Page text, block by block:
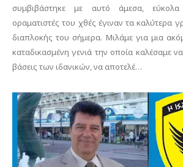
συμβιβάστηκε με αυτό άμεσα,
οραματιστές του χθές έγιναν τα καλύτερα
διαπλοκής του σήμερα. Μιλάμε για μια
καταδικασμένη γενιά την οποία καλέσαμε να
βάσεις των ιδανικών, να αποτελέ…